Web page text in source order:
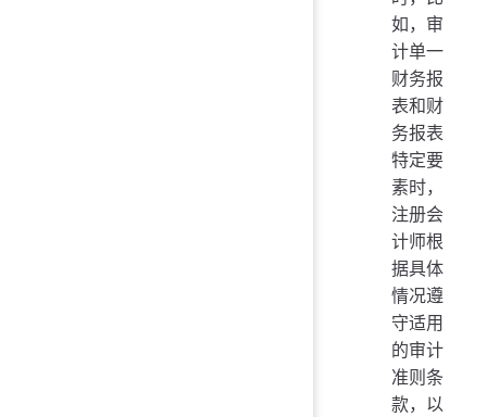
如，审
计单一
财务报
表和财
务报表
特定要
素时，
注册会
计师根
据具体
情况遵
守适用
的审计
准则条
款，以